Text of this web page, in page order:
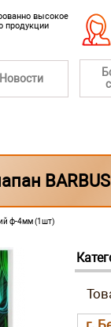
высокое
продукции
Новости
ф-4мм (1шт)